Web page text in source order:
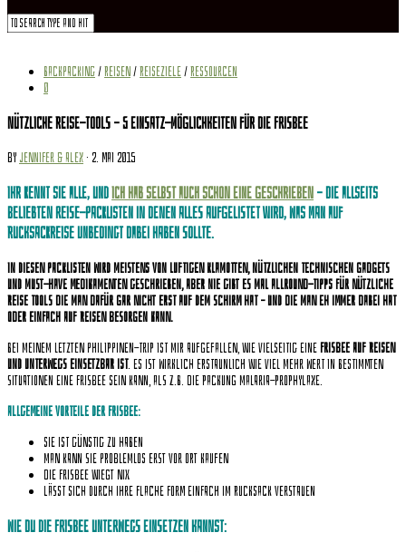
Backpacking/Reisen/Reiseziele/Ressourcen
0
Nützliche Reise-Tools – 5 Einsatz-Möglichkeiten für die Frisbee
by Jennifer & Alex· 2. Mai 2015
Ihr kennt sie alle, undich hab selbst auch schon eine geschrieben– die allseits
beliebten Reise-Packlisten in denen alles aufgelistet wird, was man auf
Rucksackreise unbedingt dabei haben sollte.
In diesen Packlisten wird meistens von luftigen Klamotten, nützlichen technischen Gadgets
und must-have Medikamenten geschrieben, aber nie gibt es mal Allround-Tipps für nützliche
Reise Tools die man dafür gar nicht erst auf dem Schirm hat – und die man eh immer dabei hat
oder einfach auf Reisen besorgen kann.
Bei meinem letzten Philippinen-Trip ist mir aufgefallen, wie vielseitig eine Frisbee auf Reisen
und unterwegs einsetzbar ist. Es ist wirklich erstaunlich wie viel mehr Wert in bestimmten
Situationen eine Frisbee sein kann, als z.B. die Packung Malaria-Prophylaxe.
Allgemeine Vorteile der Frisbee:
sie ist günstig zu haben
man kann sie problemlos erst vor Ort kaufen
die Frisbee wiegt nix
lässt sich durch ihre flache Form einfach im Rucksack verstauen
Wie du die Frisbee unterwegs einsetzen kannst: